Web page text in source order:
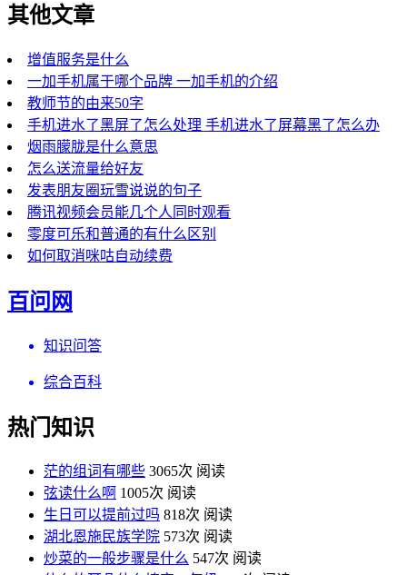
其他文章
增值服务是什么
一加手机属于哪个品牌 一加手机的介绍
教师节的由来50字
手机进水了黑屏了怎么处理 手机进水了屏幕黑了怎么办
烟雨朦胧是什么意思
怎么送流量给好友
发表朋友圈玩雪说说的句子
腾讯视频会员能几个人同时观看
零度可乐和普通的有什么区别
如何取消咪咕自动续费
百问网
知识问答
综合百科
热门知识
茫的组词有哪些 3065次 阅读
弦读什么啊 1005次 阅读
生日可以提前过吗 818次 阅读
湖北恩施民族学院 573次 阅读
炒菜的一般步骤是什么 547次 阅读